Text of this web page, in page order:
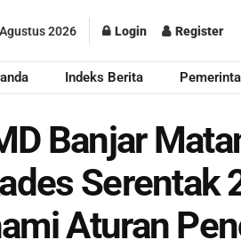
2026 Login Register
Indeks Berita
Banjar
Serentak
Aturan